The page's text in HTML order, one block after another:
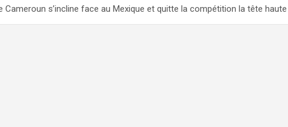
Cameroun s’incline face au Mexique et quitte la compétition la tête haute